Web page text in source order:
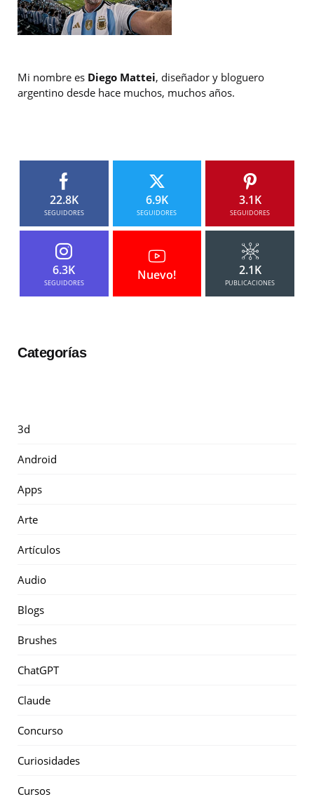
Mi nombre es Diego Mattei, diseñador y bloguero
argentino desde hace muchos, muchos años.
22.8K
SEGUIDORES
6.9K
SEGUIDORES
3.1K
SEGUIDORES
6.3K
SEGUIDORES
Nuevo! 2.1K
PUBLICACIONES
Categorías
3d
Android
Apps
Arte
Artículos
Audio
Blogs
Brushes
ChatGPT
Claude
Concurso
Curiosidades
Cursos